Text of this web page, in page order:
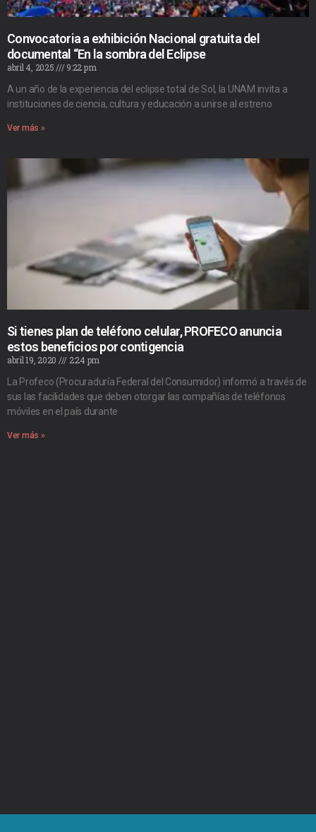
Convocatoria a exhibición Nacional gratuita del
documental “En la sombra del Eclipse
abril 4, 2025
9:22 pm
A un año de la experiencia del eclipse total de Sol, la UNAM invita a
instituciones de ciencia, cultura y educación a unirse al estreno
Ver más »
Si tienes plan de teléfono celular, PROFECO anuncia
estos beneficios por contigencia
abril 19, 2020
2:24 pm
La Profeco (Procuraduría Federal del Consumidor) informó a través de
sus las facilidades que deben otorgar las compañías de teléfonos
móviles en el país durante
Ver más »